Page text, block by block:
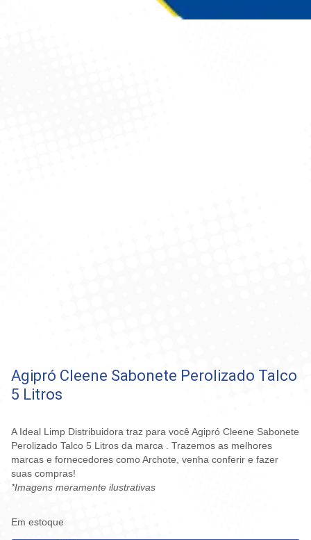
Agipró Cleene Sabonete Perolizado Talco
5 Litros
A Ideal Limp Distribuidora traz para você Agipró Cleene Sabonete
Perolizado Talco 5 Litros da marca . Trazemos as melhores
marcas e fornecedores como Archote, venha conferir e fazer
suas compras!
*Imagens meramente ilustrativas
Em estoque